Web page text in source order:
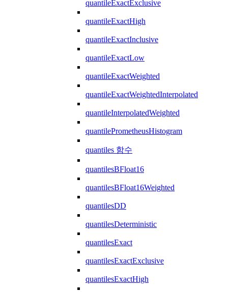
quantileExactExclusive
quantileExactHigh
quantileExactInclusive
quantileExactLow
quantileExactWeighted
quantileExactWeightedInterpolated
quantileInterpolatedWeighted
quantilePrometheusHistogram
quantiles 함수
quantilesBFloat16
quantilesBFloat16Weighted
quantilesDD
quantilesDeterministic
quantilesExact
quantilesExactExclusive
quantilesExactHigh